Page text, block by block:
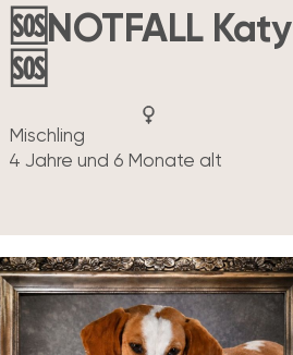
🆘NOTFALL Katy
🆘
Mischling
4 Jahre und 6 Monate alt